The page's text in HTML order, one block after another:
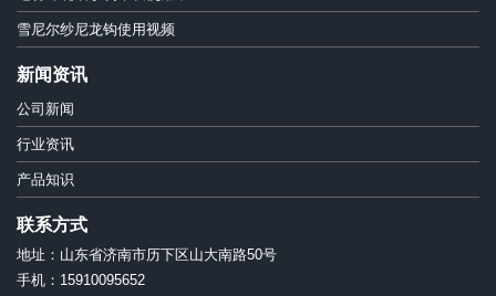
雪尼尔纱尼龙钩使用视频
新闻资讯
公司新闻
行业资讯
产品知识
联系方式
地址：山东省济南市历下区山大南路50号
手机：15910095652